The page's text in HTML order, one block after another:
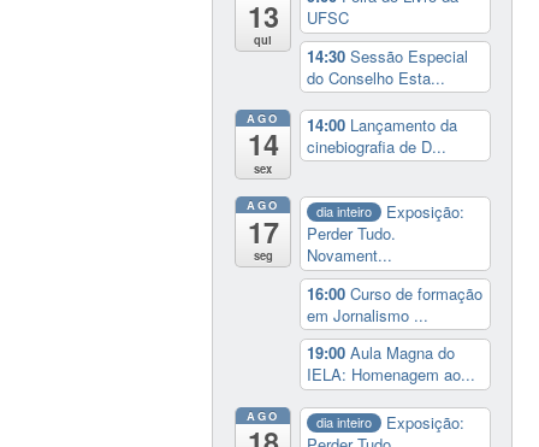
13
qui
UFSC
14:30Sessão Especial
do Conselho Esta...
AGO
14
sex
14:00 Lançamento da
cinebiografia de D...
AGO
17
seg
dia inteiro
Exposição:
Perder Tudo.
Novament...
16:00Curso de formação
em Jornalismo ...
19:00Aula Magna do
IELA: Homenagem ao...
AGO dia inteiro
Exposição: